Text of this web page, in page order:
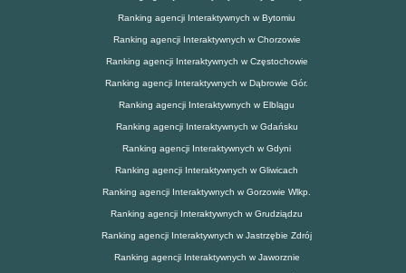
Ranking agencji Interaktywnych w Bytomiu
Ranking agencji Interaktywnych w Chorzowie
Ranking agencji Interaktywnych w Częstochowie
Ranking agencji Interaktywnych w Dąbrowie Gór.
Ranking agencji Interaktywnych w Elblągu
Ranking agencji Interaktywnych w Gdańsku
Ranking agencji Interaktywnych w Gdyni
Ranking agencji Interaktywnych w Gliwicach
Ranking agencji Interaktywnych w Gorzowie Wlkp.
Ranking agencji Interaktywnych w Grudziądzu
Ranking agencji Interaktywnych w Jastrzębie Zdrój
Ranking agencji Interaktywnych w Jaworznie